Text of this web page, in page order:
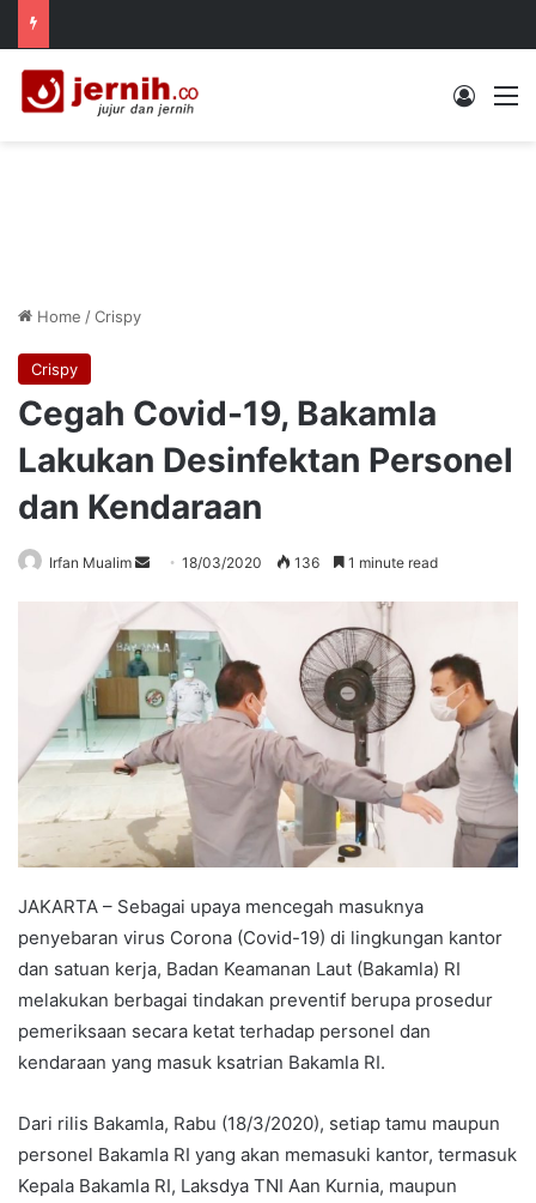
Log In
Home /Crispy
Crispy
Cegah Covid-19, Bakamla
Lakukan Desinfektan Personel
dan Kendaraan
Irfan Mualim
Send18/03/2020 136 1 minute read
JAKARTA – Sebagai upaya mencegah masuknya
penyebaran virus Corona (Covid-19) di lingkungan kantor
dan satuan kerja, Badan Keamanan Laut (Bakamla) RI
melakukan berbagai tindakan preventif berupa prosedur
pemeriksaan secara ketat terhadap personel dan
kendaraan yang masuk ksatrian Bakamla RI.
Dari rilis Bakamla, Rabu (18/3/2020), setiap tamu maupun
personel Bakamla RI yang akan memasuki kantor, termasuk
Kepala Bakamla RI, Laksdya TNI Aan Kurnia, maupun